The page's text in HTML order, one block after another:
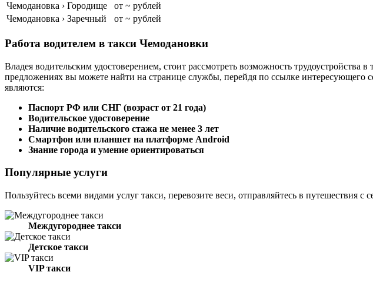
Чемодановка › Городище
от ~ рублей
Чемодановка › Заречный
от ~ рублей
Работа водителем в такси Чемодановки
Владея водительским удостоверением, стоит рассмотреть возможность
предложениях вы можете найти на странице службы, перейдя по ссылке
являются:
Паспорт РФ или СНГ (возраст от 21 года)
Водительское удостоверение
Наличие водительского стажа не менее 3 лет
Смартфон или планшет на платформе Android
Знание города и умение ориентироваться
Популярные услуги
Пользуйтесь всеми видами услуг такси, перевозите веси, отправляйтесь в путешествия с
Междугороднее такси
Детское такси
VIP такси